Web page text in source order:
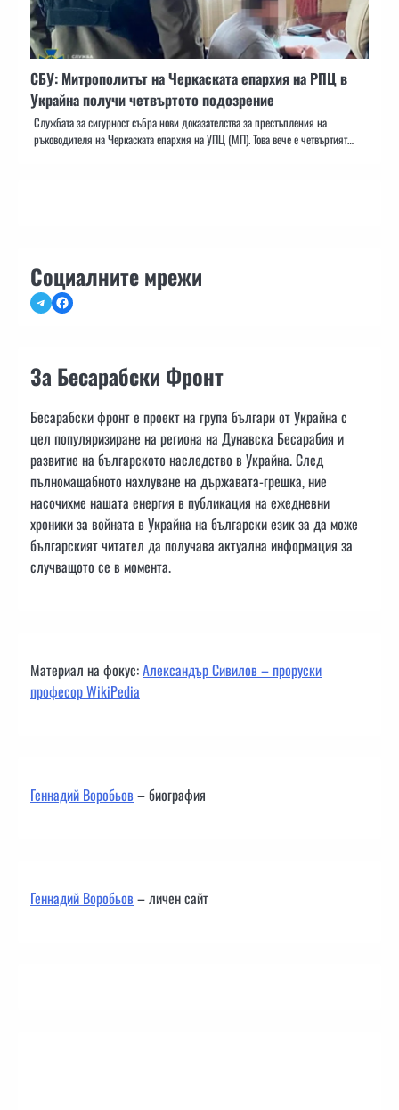
СБУ: Митрополитът на Черкаската епархия на РПЦ в
Украйна получи четвъртото подозрение
Службата за сигурност събра нови доказателства за престъпления на
ръководителя на Черкаската епархия на УПЦ (МП). Това вече е четвъртият…
Социалните мрежи
TelegramFacebook
За Бесарабски Фронт
Бесарабски фронт е проект на група българи от Украйна с
цел популяризиране на региона на Дунавска Бесарабия и
развитие на българското наследство в Украйна. След
пълномащабното нахлуване на държавата-грешка, ние
насочихме нашата енергия в публикация на ежедневни
хроники за войната в Украйна на български език за да може
българският читател да получава актуална информация за
случващото се в момента.
Материал на фокус:Александър Сивилов – проруски
професор WikiPedia
Геннадий Воробьов– биография
Геннадий Воробьов– личен сайт